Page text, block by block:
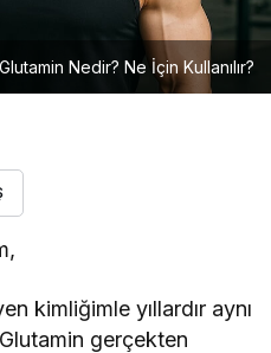
Glutamin Nedir? Ne İçin Kullanılır?
kimliğimle yıllardır aynı
gerçekten